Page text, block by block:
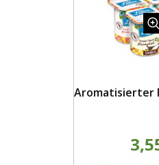
Aromatisierter